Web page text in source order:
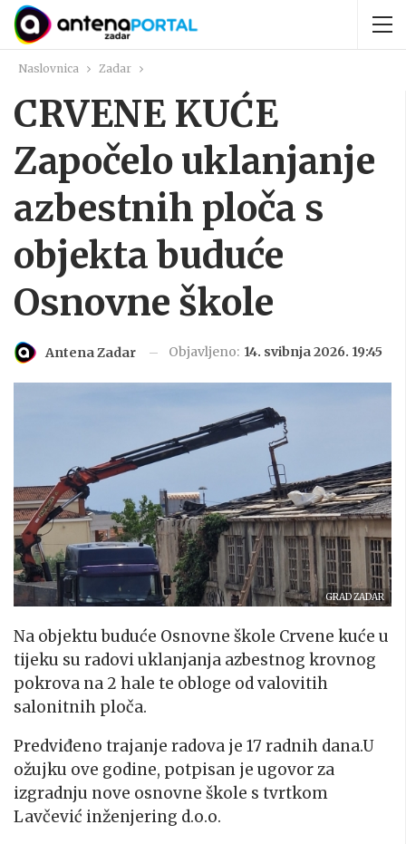
Naslovnica Zadar
CRVENE KUĆE
Započelo uklanjanje
azbestnih ploča s
objekta buduće
Osnovne škole
Antena Zadar Objavljeno: 14. svibnja 2026. 19:45
GRAD ZADAR
Na objektu buduće Osnovne škole Crvene kuće u
tijeku su radovi uklanjanja azbestnog krovnog
pokrova na 2 hale te obloge od valovitih
salonitnih ploča.
Predviđeno trajanje radova je 17 radnih dana.U
ožujku ove godine, potpisan je ugovor za
izgradnju nove osnovne škole s tvrtkom
Lavčević inženjering d.o.o.